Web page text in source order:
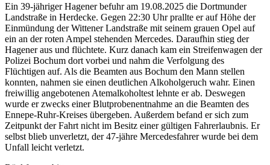
Ein 39-jähriger Hagener befuhr am 19.08.2025 die Dortmunder
Landstraße in Herdecke. Gegen 22:30 Uhr prallte er auf Höhe der
Einmündung der Wittener Landstraße mit seinem grauen Opel auf
ein an der roten Ampel stehenden Mercedes. Daraufhin stieg der
Hagener aus und flüchtete. Kurz danach kam ein Streifenwagen der
Polizei Bochum dort vorbei und nahm die Verfolgung des
Flüchtigen auf. Als die Beamten aus Bochum den Mann stellen
konnten, nahmen sie einen deutlichen Alkoholgeruch wahr. Einen
freiwillig angebotenen Atemalkoholtest lehnte er ab. Deswegen
wurde er zwecks einer Blutprobenentnahme an die Beamten des
Ennepe-Ruhr-Kreises übergeben. Außerdem befand er sich zum
Zeitpunkt der Fahrt nicht im Besitz einer gültigen Fahrerlaubnis. Er
selbst blieb unverletzt, der 47-jähre Mercedesfahrer wurde bei dem
Unfall leicht verletzt.